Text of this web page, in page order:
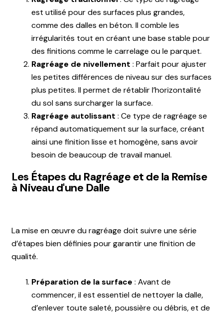
est utilisé pour des surfaces plus grandes,
comme des dalles en béton. Il comble les
irrégularités tout en créant une base stable pour
des finitions comme le carrelage ou le parquet.
Ragréage de nivellement : Parfait pour ajuster
les petites différences de niveau sur des surfaces
plus petites. Il permet de rétablir l’horizontalité
du sol sans surcharger la surface.
Ragréage autolissant : Ce type de ragréage se
répand automatiquement sur la surface, créant
ainsi une finition lisse et homogène, sans avoir
besoin de beaucoup de travail manuel.
Les Étapes du Ragréage et de la Remise
à Niveau d'une Dalle
La mise en œuvre du ragréage doit suivre une série
d’étapes bien définies pour garantir une finition de
qualité.
Préparation de la surface : Avant de
commencer, il est essentiel de nettoyer la dalle,
d’enlever toute saleté, poussière ou débris, et de